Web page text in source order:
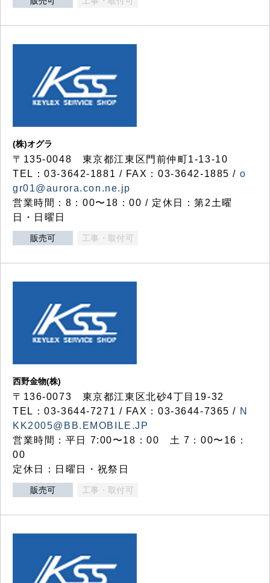
(株)オグラ
〒135-0048 東京都江東区門前仲町1-13-10
TEL：03-3642-1881 / FAX：03-3642-1885 / o
gr01@aurora.con.ne.jp
営業時間：8：00〜18：00 / 定休日：第2土曜
日・日曜日
販売可 工事・取付可
西野金物(株)
〒136-0073 東京都江東区北砂4丁目19-32
TEL：03‐3644‐7271 / FAX：03-3644-7365 / N
KK2005@BB.EMOBILE.JP
営業時間：平日 7:00〜18：00 土 7：00〜16：
00
定休日：日曜日・祝祭日
販売可 工事・取付可